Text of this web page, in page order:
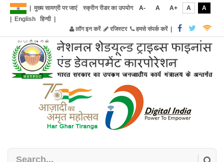
मुख्य सामग्री पर जाएं स्क्रीन रीडर का उपयोग A- A A+ A
A
English हिन्दी|
लॉग इन करें
रजिस्टर हमसे संपर्क करें|